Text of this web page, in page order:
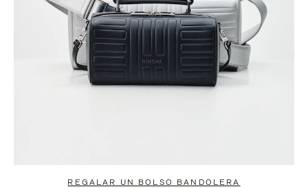
REGALAR UN BOLSO BANDOLERA